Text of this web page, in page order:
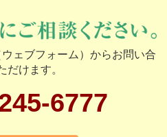
ェブフォーム）からお問い合
だけます。
6777